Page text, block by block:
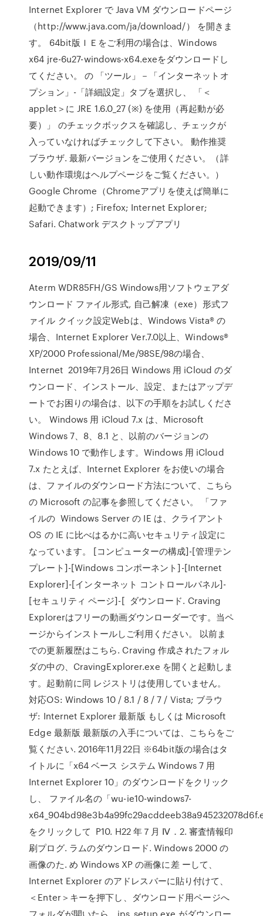
Internet Explorer で Java VM ダウンロードページ
（http://www.java.com/ja/download/） を開きま
す。 64bit版ＩＥをご利用の場合は、Windows
x64 jre-6u27-windows-x64.exeをダウンロードし
てください。 の 「ツール」－「インターネットオ
プション」-「詳細設定」タブを選択し、 「＜
applet＞に JRE 1.6.0_27 (※) を使用（再起動が必
要）」 のチェックボックスを確認し、チェックが
入っていなければチェックして下さい。 動作推奨
ブラウザ. 最新バージョンをご使用ください。（詳
しい動作環境はヘルプページをご覧ください。）
Google Chrome（Chromeアプリを使えば簡単に
起動できます）; Firefox; Internet Explorer;
Safari. Chatwork デスクトップアプリ
2019/09/11
Aterm WDR85FH/GS Windows用ソフトウェアダ
ウンロード ファイル形式, 自己解凍（exe）形式フ
ァイル クイック設定Webは、Windows Vista® の
場合、Internet Explorer Ver.7.0以上、Windows®
XP/2000 Professional/Me/98SE/98の場合、
Internet 2019年7月26日 Windows 用 iCloud のダ
ウンロード、インストール、設定、またはアップデ
ートでお困りの場合は、以下の手順をお試しくださ
い。 Windows 用 iCloud 7.x は、Microsoft
Windows 7、8、8.1 と、以前のバージョンの
Windows 10 で動作します。Windows 用 iCloud
7.x たとえば、Internet Explorer をお使いの場合
は、ファイルのダウンロード方法について、こちら
の Microsoft の記事を参照してください。 「ファ
イルの Windows Server の IE は、クライアント
OS の IE に比べはるかに高いセキュリティ設定に
なっています。 [コンピューターの構成]-[管理テン
プレート]-[Windows コンポーネント]-[Internet
Explorer]-[インターネット コントロールパネル]-
[セキュリティ ページ]-[ ダウンロード. Craving
Explorerはフリーの動画ダウンローダーです。当ペ
ージからインストールしご利用ください。 以前ま
での更新履歴はこちら. Craving 作成されたフォル
ダの中の、CravingExplorer.exe を開くと起動しま
す。起動前に同 レジストリは使用していません。
対応OS: Windows 10 / 8.1 / 8 / 7 / Vista; ブラウ
ザ: Internet Explorer 最新版 もしくは Microsoft
Edge 最新版 最新版の入手については、こちらをご
覧ください. 2016年11月22日 ※64bit版の場合はタ
イトルに「x64 ベース システム Windows 7 用
Internet Explorer 10」のダウンロードをクリック
し、 ファイル名の「wu-ie10-windows7-
をクリックして P10. H22 年７月 Ⅳ．2. 審査情報印
刷プログ. ラムのダウンロード. Windows 2000 の
画像のた. め Windows XP の画像に差 ーして、
Internet Explorer のアドレスバーに貼り付けて、
＜Enter＞キーを押下し、ダウンロード用ページへ
フォルダが開いたら、ips_setup.exe がダウンロー